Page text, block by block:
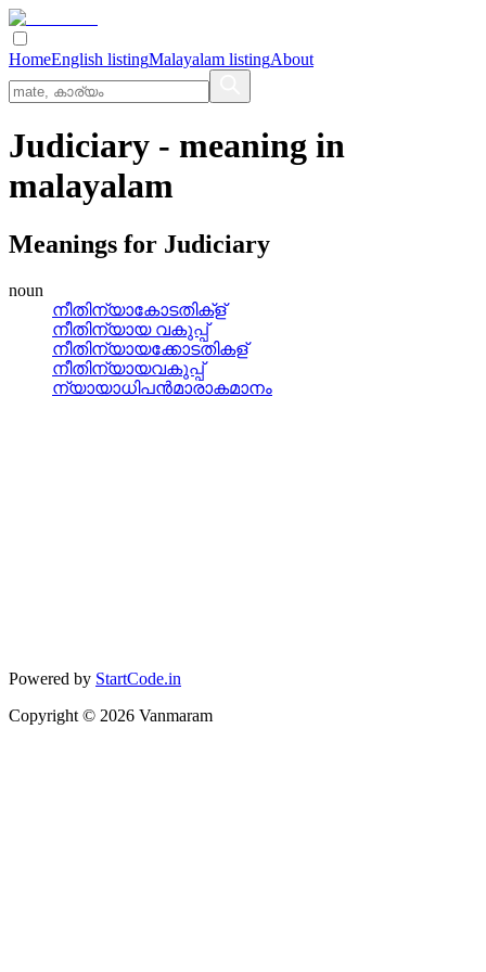
HomeEnglish listingMalayalam listingAbout
Judiciary - meaning in
malayalam
Meanings for Judiciary
noun
നീതിന്യാകോടതിക്‌ള്
നീതിന്യായ വകുപ്പ്
നീതിന്യായക്കോടതികള്
നീതിന്യായവകുപ്പ്
ന്യായാധിപന്‍മാരാകമാനം
Powered by StartCode.in
Copyright © 2026 Vanmaram